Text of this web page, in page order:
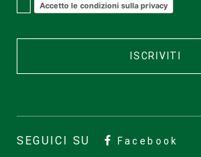
Accetto le condizioni sulla privacy
ISCRIVITI
SEGUICI SU Facebook